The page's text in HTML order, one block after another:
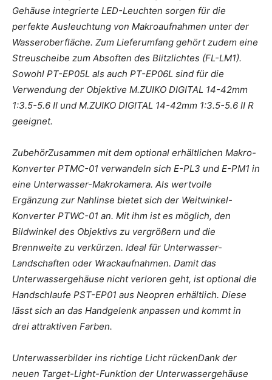
Gehäuse integrierte LED-Leuchten sorgen für die
perfekte Ausleuchtung von Makroaufnahmen unter der
Wasseroberfläche. Zum Lieferumfang gehört zudem eine
Streuscheibe zum Absoften des Blitzlichtes (FL-LM1).
Sowohl PT-EP05L als auch PT-EP06L sind für die
Verwendung der Objektive M.ZUIKO DIGITAL 14-42mm
1:3.5-5.6 II und M.ZUIKO DIGITAL 14-42mm 1:3.5-5.6 II R
geeignet.
ZubehörZusammen mit dem optional erhältlichen Makro-
Konverter PTMC-01 verwandeln sich E-PL3 und E-PM1 in
eine Unterwasser-Makrokamera. Als wertvolle
Ergänzung zur Nahlinse bietet sich der Weitwinkel-
Konverter PTWC-01 an. Mit ihm ist es möglich, den
Bildwinkel des Objektivs zu vergrößern und die
Brennweite zu verkürzen. Ideal für Unterwasser-
Landschaften oder Wrackaufnahmen. Damit das
Unterwassergehäuse nicht verloren geht, ist optional die
Handschlaufe PST-EP01 aus Neopren erhältlich. Diese
lässt sich an das Handgelenk anpassen und kommt in
drei attraktiven Farben.
Unterwasserbilder ins richtige Licht rückenDank der
neuen Target-Light-Funktion der Unterwassergehäuse